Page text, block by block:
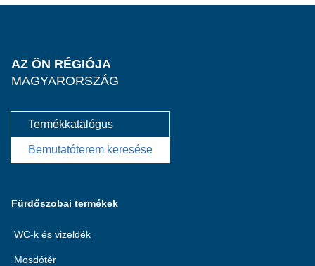
AZ ÖN RÉGIÓJA
MAGYARORSZÁG
Termékkatalógus
Bemutatóterem keresése
Fürdőszobai termékek
WC-k és vizeldék
Mosdótér